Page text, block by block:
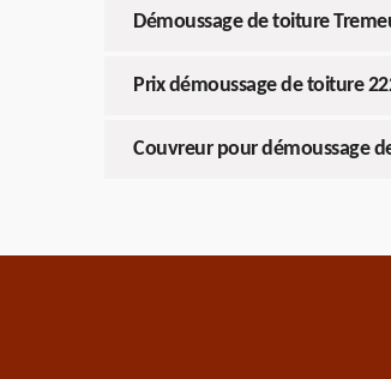
Démoussage de toiture
Prix démoussage de toiture
Couvreur pour démoussage